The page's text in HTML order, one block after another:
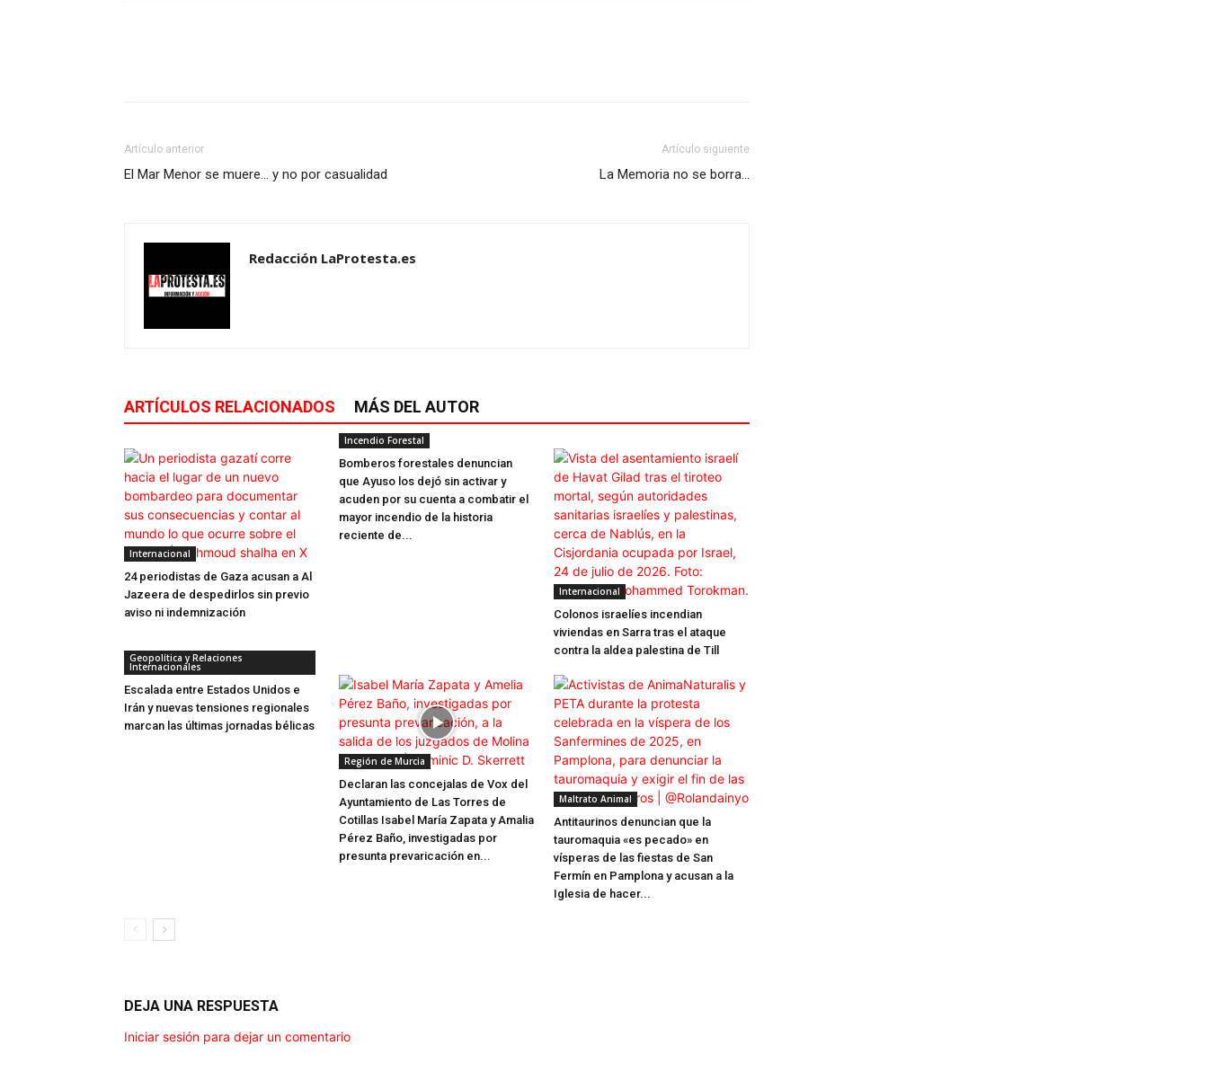
Artículo anterior
El Mar Menor se muere… y no por casualidad
Artículo siguiente
La Memoria no se borra…
Redacción LaProtesta.es
ARTÍCULOS RELACIONADOS MÁS DEL AUTOR
Internacional
24 periodistas de Gaza acusan a Al
Jazeera de despedirlos sin previo
aviso ni indemnización
Incendio Forestal
Bomberos forestales denuncian
que Ayuso los dejó sin activar y
acuden por su cuenta a combatir el
mayor incendio de la historia
reciente de...
Internacional
Colonos israelíes incendian
viviendas en Sarra tras el ataque
contra la aldea palestina de Till
Geopolítica y Relaciones
Internacionales
Escalada entre Estados Unidos e
Irán y nuevas tensiones regionales
marcan las últimas jornadas bélicas
Región de Murcia
Declaran las concejalas de Vox del
Ayuntamiento de Las Torres de
Cotillas Isabel María Zapata y Amalia
Pérez Baño, investigadas por
presunta prevaricación en...
Maltrato Animal
Antitaurinos denuncian que la
tauromaquia «es pecado» en
vísperas de las fiestas de San
Fermín en Pamplona y acusan a la
Iglesia de hacer...
DEJA UNA RESPUESTA
Iniciar sesión para dejar un comentario